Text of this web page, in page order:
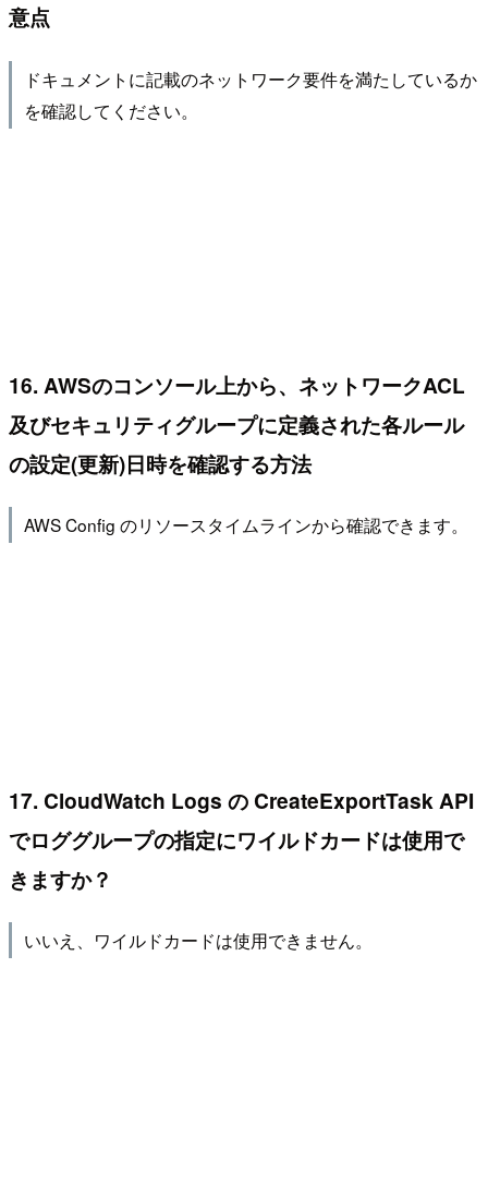
意点
ドキュメントに記載のネットワーク要件を満たしているか
を確認してください。
16. AWSのコンソール上から、ネットワークACL
及びセキュリティグループに定義された各ルール
の設定(更新)日時を確認する方法
AWS Config のリソースタイムラインから確認できます。
17. CloudWatch Logs の CreateExportTask API
でロググループの指定にワイルドカードは使用で
きますか？
いいえ、ワイルドカードは使用できません。